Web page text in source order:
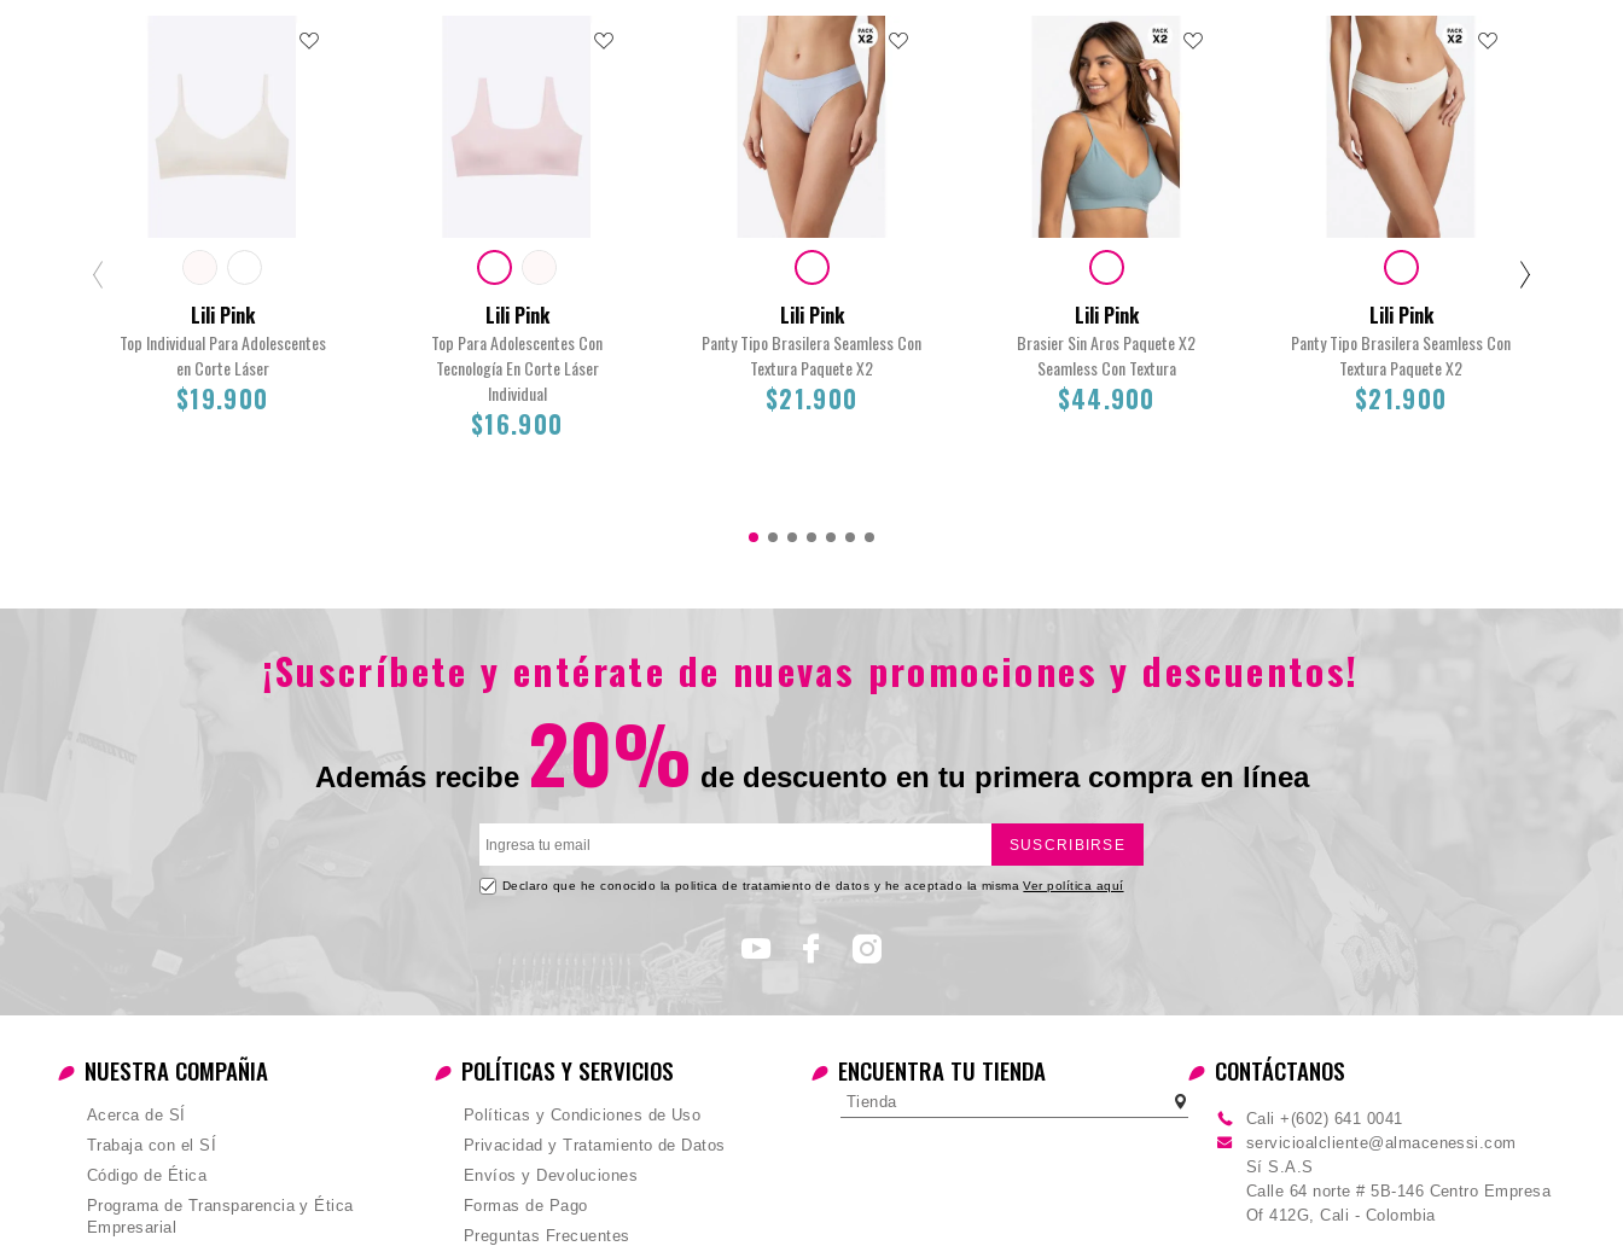
Lili Pink
Top Individual Para Adolescentes
en Corte Láser
$19.900
Lili Pink
Top Para Adolescentes Con
Tecnología En Corte Láser
Individual
$16.900
$16.900
Lili Pink
Panty Tipo Brasilera Seamless Con
Textura Paquete X2
$21.900
Lili Pink
Brasier Sin Aros Paquete X2
Seamless Con Textura
$44.900
Lili Pink
Panty Tipo Brasilera Seamless Con
Textura Paquete X2
$21.900
¡Suscríbete y entérate de nuevas promociones y descuentos!
Además recibe 20% de descuento en tu primera compra en línea
SUSCRIBIRSE
Declaro que he conocido la politica de tratamiento de datos y he aceptado la misma Ver política aquí
NUESTRA COMPAÑIA
Acerca de SÍ
Trabaja con el SÍ
Código de Ética
Programa de Transparencia y Ética
Empresarial
POLÍTICAS Y SERVICIOS
Políticas y Condiciones de Uso
Privacidad y Tratamiento de Datos
Envíos y Devoluciones
Formas de Pago
Preguntas Frecuentes
ENCUENTRA TU TIENDA
Tienda
CONTÁCTANOS
Cali +(602) 641 0041
servicioalcliente@almacenessi.com
Sí S.A.S
Calle 64 norte # 5B-146 Centro Empresa
Of 412G, Cali - Colombia